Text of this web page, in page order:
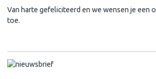
Van harte gefeliciteerd en we wensen je een
toe.